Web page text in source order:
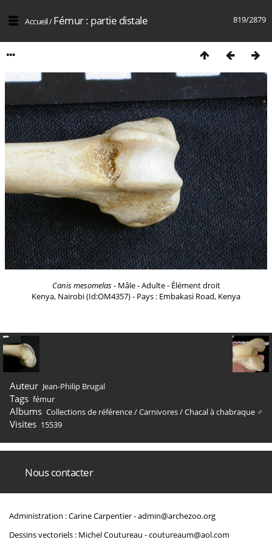
819/2879
Accueil/Fémur : partie distale
Canis mesomelas- Mâle - Adulte - Élément droit
Kenya, Nairobi (Id:OM4357) - Pays : Embakasi Road, Kenya
Auteur Jean-Philip Brugal
Tags fémur
Albums Collections de référence/Carnivores/Chacal à chabraque ♂
Visites 15539
Nous contacter
Administration : Carine Carpentier -admin@archezoo.org
Dessins vectoriels : Michel Coutureau -coutureaum@aol.com